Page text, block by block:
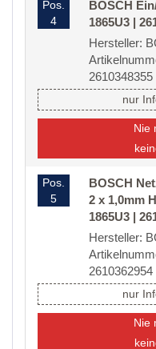
Pos.
4
BOSCH
1865U3 |
Hersteller:
2610348355
nur
Nie
Pos.
5
BOSCH
2 x 1,0mm
1865U3 |
Hersteller:
2610362954
nur
Nie